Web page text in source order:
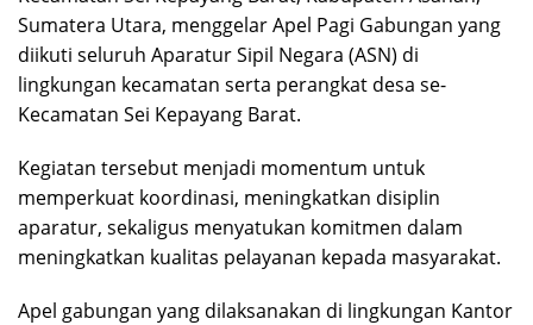
Sumatera Utara, menggelar Apel Pagi Gabungan yang
diikuti seluruh Aparatur Sipil Negara (ASN) di
lingkungan kecamatan serta perangkat desa se-
Kecamatan Sei Kepayang Barat.
Kegiatan tersebut menjadi momentum untuk
memperkuat koordinasi, meningkatkan disiplin
aparatur, sekaligus menyatukan komitmen dalam
meningkatkan kualitas pelayanan kepada masyarakat.
Apel gabungan yang dilaksanakan di lingkungan Kantor